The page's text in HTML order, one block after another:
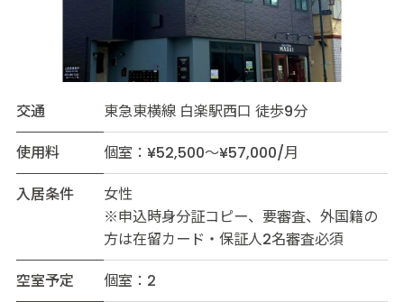
交通
東急東横線 白楽駅西口 徒歩9分
使用料
個室：¥52,500～¥57,000/月
入居条件
女性
※申込時身分証コピー、要審査、外国籍の
方は在留カード・保証人2名審査必須
空室予定
個室：2